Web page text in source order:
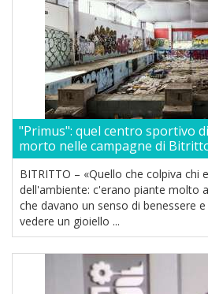
"Primus": quel centro sportivo
morto nelle campagne di
BITRITTO – «Quello che colpiva chi
dell'ambiente: c'erano piante molto
che davano un senso di benessere
vedere un gioiello ...